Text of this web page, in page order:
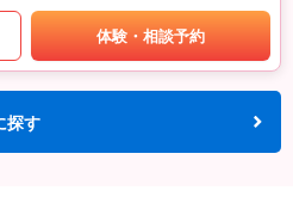
体験・相談予約
探す